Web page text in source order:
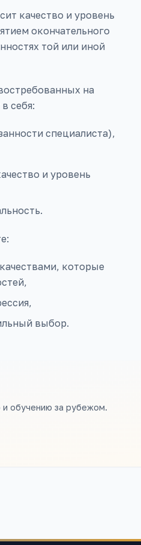
качество и уровень
окончательного
той или иной
на
себя:
специалиста),
и уровень
которые
выбор.
и обучению за рубежом.